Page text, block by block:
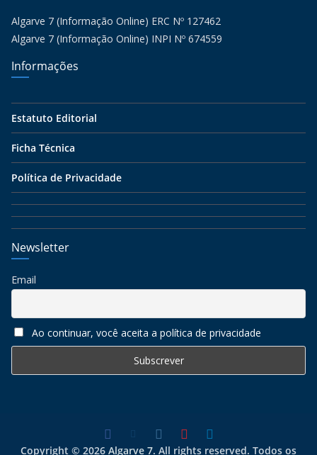
Algarve 7 (Informação Online) ERC Nº 127462
Algarve 7 (Informação Online) INPI Nº 674559
Informações
Estatuto Editorial
Ficha Técnica
Política de Privacidade
Newsletter
Email
Ao continuar, você aceita a política de privacidade
Copyright © 2026 Algarve 7. All rights reserved. Todos os